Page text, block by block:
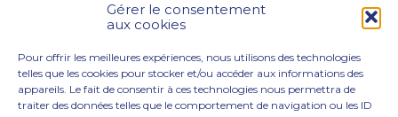
Gérer le consentement
aux cookies
Pour offrir les meilleures expériences, nous utilisons des technologies
telles que les cookies pour stocker et/ou accéder aux informations des
appareils. Le fait de consentir à ces technologies nous permettra de
traiter des données telles que le comportement de navigation ou les ID
Rechercher :